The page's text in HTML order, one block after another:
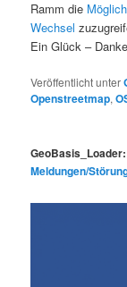
Ramm die
Wechsel
Ein Glück –
Veröffentlicht unter
Openstreetmap,
GeoBasis_Loader:
Meldungen/